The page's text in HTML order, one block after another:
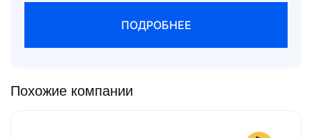
ПОДРОБНЕЕ
Похожие компании